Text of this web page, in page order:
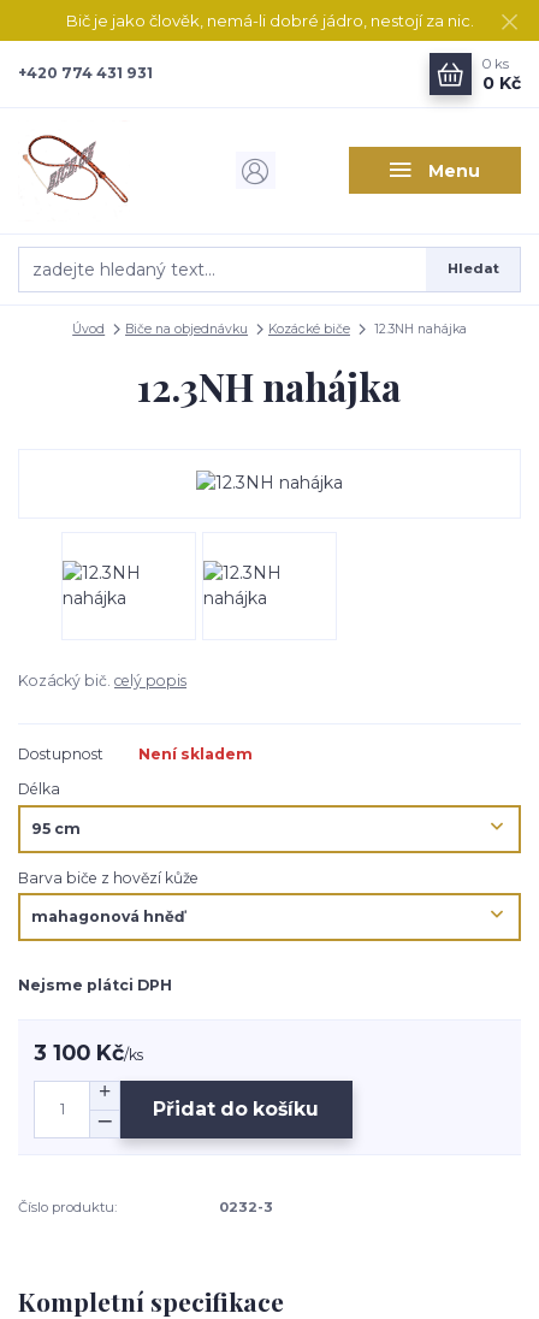
Bič je jako člověk, nemá-li dobré jádro, nestojí za nic.
Menu
Hledat
+420 774 431 931
0 ks
0 Kč
Úvod Biče na objednávku Kozácké biče 12.3NH nahájka
12.3NH nahájka
Kozácký bič. celý popis
Dostupnost
Není skladem
Délka
Barva biče z hovězí kůže
Nejsme plátci DPH
3 100 Kč/ks
Přidat do košíku
Číslo produktu: 0232-3
Kompletní specifikace